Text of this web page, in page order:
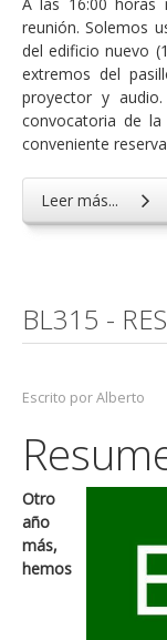
reunión. Solemos
del edificio nuevo
extremos del
proyector y
convocatoria de
conveniente
Leer más...
BL315 -
Escrito por Alberto
Otro
año
más,
hemos